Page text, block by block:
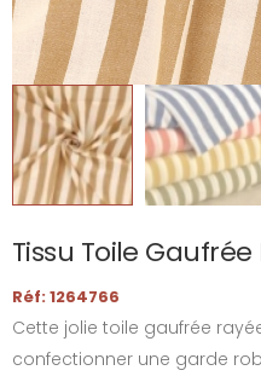
Tissu Toile
Réf: 1264766
Cette jolie toile gaufrée
confectionner une garde